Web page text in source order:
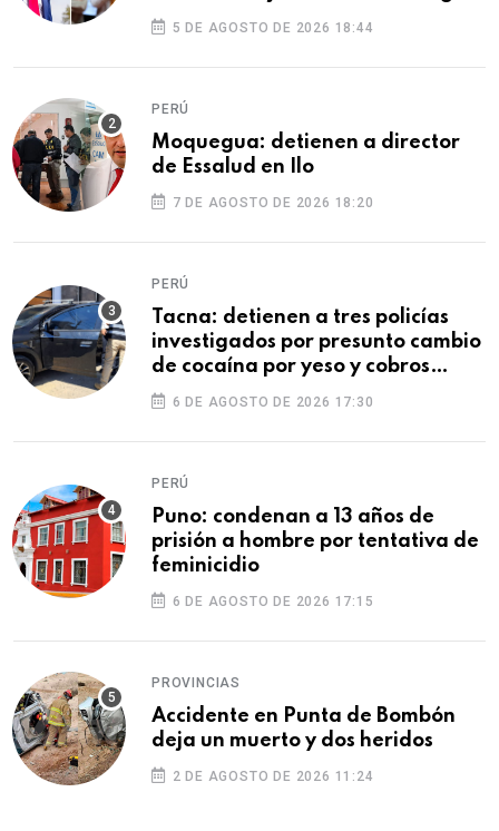
5 DE AGOSTO DE 2026 18:44
PERÚ
Moquegua: detienen a director
de Essalud en Ilo
7 DE AGOSTO DE 2026 18:20
PERÚ
Tacna: detienen a tres policías
investigados por presunto cambio
de cocaína por yeso y cobros
ilegales
6 DE AGOSTO DE 2026 17:30
PERÚ
Puno: condenan a 13 años de
prisión a hombre por tentativa de
feminicidio
6 DE AGOSTO DE 2026 17:15
PROVINCIAS
Accidente en Punta de Bombón
deja un muerto y dos heridos
2 DE AGOSTO DE 2026 11:24